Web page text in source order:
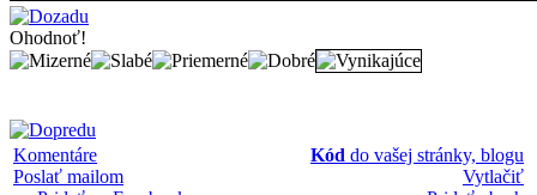
Ohodnoť!
Komentáre
Poslať mailom
Kód do vašej stránky, blogu
Vytlačiť